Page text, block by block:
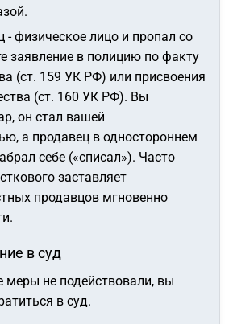
- физическое лицо и пропал со
заявление в полицию по факту
(ст. 159 УК РФ) или присвоения
(ст. 160 УК РФ). Вы
он стал вашей
а продавец в одностороннем
себе («списал»). Часто
заставляет
продавцов мгновенно
в суд
меры не подействовали, вы
в суд.